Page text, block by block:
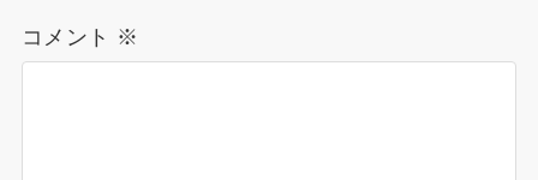
コメント ※